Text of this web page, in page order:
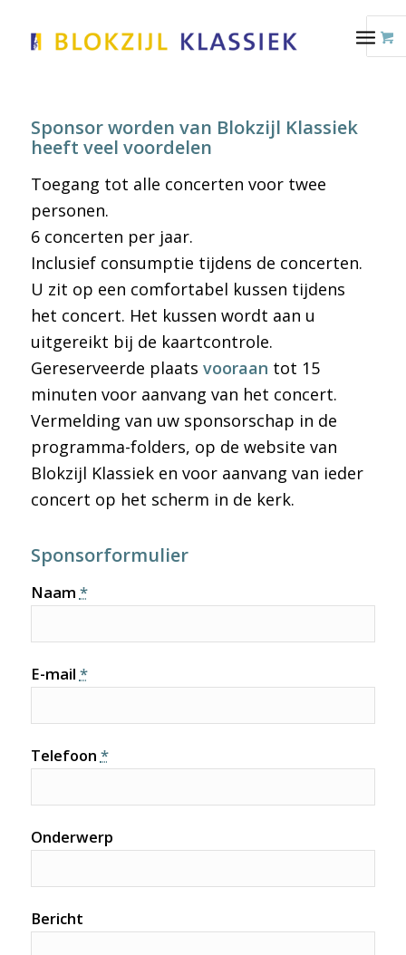
Sponsor worden van Blokzijl Klassiek
heeft veel voordelen
Toegang tot alle concerten voor twee
personen.
6 concerten per jaar.
Inclusief consumptie tijdens de concerten.
U zit op een comfortabel kussen tijdens
het concert. Het kussen wordt aan u
uitgereikt bij de kaartcontrole.
Gereserveerde plaats vooraan tot 15
minuten voor aanvang van het concert.
Vermelding van uw sponsorschap in de
programma-folders, op de website van
Blokzijl Klassiek en voor aanvang van ieder
concert op het scherm in de kerk.
Sponsorformulier
Naam *
E-mail *
Telefoon *
Onderwerp
Bericht